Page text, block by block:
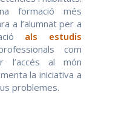
formació més
a l’alumnat per a
als estudis
com
l’accés al món
la iniciativa a
problemes.